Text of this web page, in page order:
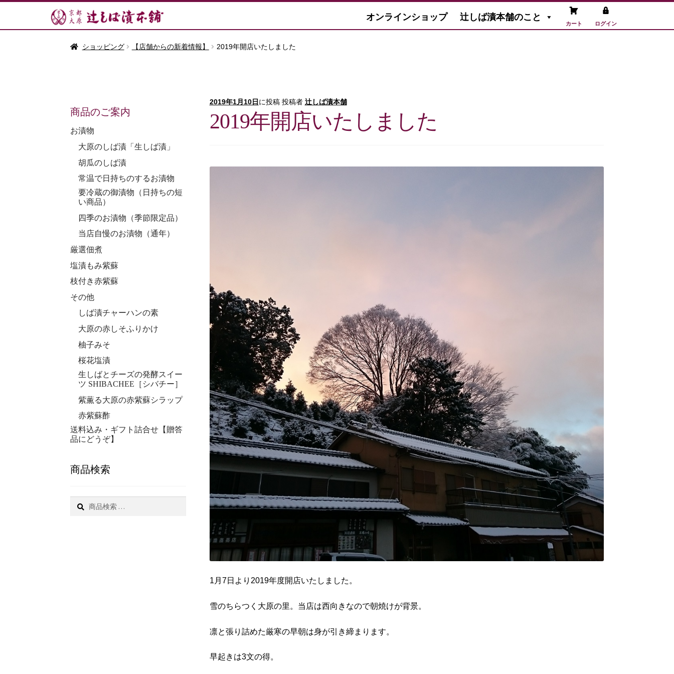
オンラインショップ 辻しば漬本舗のこと
カート ログイン
ショッピング 【店舗からの新着情報】 2019年開店いたしました
2019年1月10日に投稿 投稿者 辻しば漬本舗
2019年開店いたしました
1月7日より2019年度開店いたしました。
雪のちらつく大原の里。当店は西向きなので朝焼けが背景。
凛と張り詰めた厳寒の早朝は身が引き締まります。
早起きは3文の得。
商品のご案内
お漬物
大原のしば漬「生しば漬」
胡瓜のしば漬
常温で日持ちのするお漬物
要冷蔵の御漬物（日持ちの短
い商品）
四季のお漬物（季節限定品）
当店自慢のお漬物（通年）
厳選佃煮
塩漬もみ紫蘇
枝付き赤紫蘇
その他
しば漬チャーハンの素
大原の赤しそふりかけ
柚子みそ
桜花塩漬
生しばとチーズの発酵スイー
ツ SHIBACHEE［シバチー］
紫薫る大原の赤紫蘇シラップ
赤紫蘇酢
送料込み・ギフト詰合せ【贈答
品にどうぞ】
商品検索